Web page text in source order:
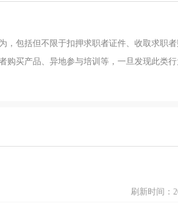
，包括但不限于扣押求职者证件、收取求职
购买产品、异地参与培训等，一旦发现此类
刷新时间：